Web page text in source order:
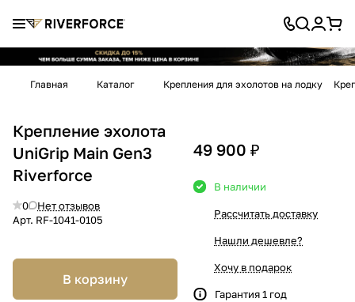
Главная Каталог Крепления для эхолотов на лодку
Крепление эхолота
UniGrip Main Gen3
Riverforce
0
Нет отзывов
Арт. RF-1041-0105
В корзину
49 900 ₽
В наличии
Рассчитать доставку
Нашли дешевле?
Хочу в подарок
Гарантия 1 год